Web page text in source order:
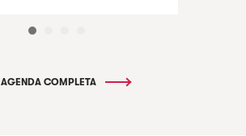
AGENDA COMPLETA